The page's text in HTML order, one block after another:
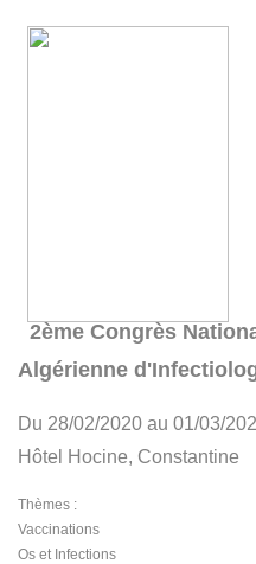
2ème Congrès
Algérienne
Du 28/02/2020 au 01/03/
Hôtel Hocine, Constantine
Thèmes :
Vaccinations
Os et Infections